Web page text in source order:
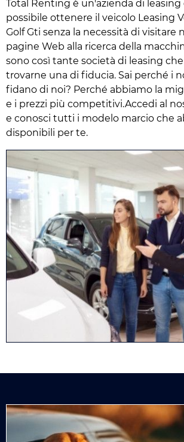
Total Renting è un'azienda di leasing
possibile ottenere il veicolo Leasing
Golf Gti senza la necessità di visitare
pagine Web alla ricerca della
sono così tante società di leasing
trovarne una di fiducia. Sai perché i
fidano di noi? Perché abbiamo la
e i prezzi più competitivi.Accedi al
e conosci tutti i modelo marcio che
disponibili per te.